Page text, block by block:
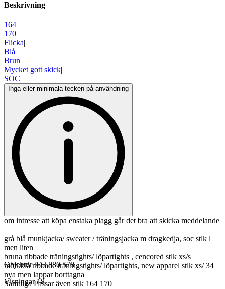
Beskrivning
164|
170|
Flicka|
Blå|
Brun|
Mycket gott skick|
SOC
Inga eller minimala tecken på användning
om intresse att köpa enstaka plagg går det bra att skicka meddelande
grå blå munkjacka/ sweater / träningsjacka m dragkedja, soc stlk l
men liten
bruna ribbade träningstights/ löpartights , cencored stlk xs/s
mörkblå ribbade träningstights/ löpartights, new apparel stlk xs/ 34
nya men lappar borttagna
Samtliga Passar även stlk 164 170
Objektnr 743 880 578
Visningar 18